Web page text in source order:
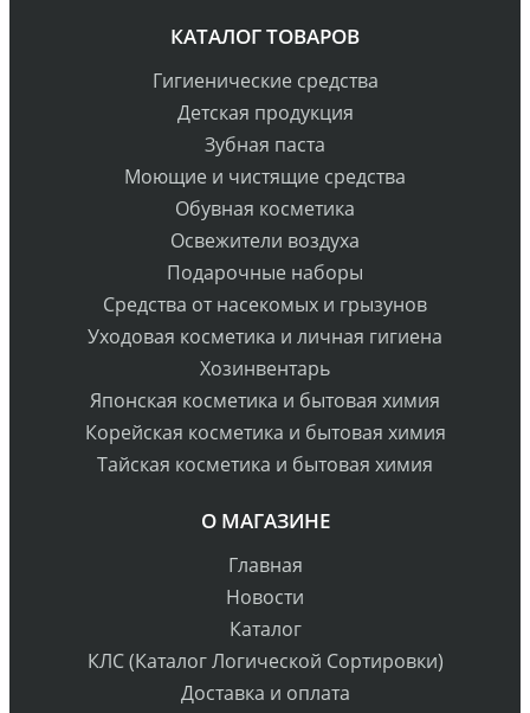
КАТАЛОГ ТОВАРОВ
Гигиенические средства
Детская продукция
Зубная паста
Моющие и чистящие средства
Обувная косметика
Освежители воздуха
Подарочные наборы
Средства от насекомых и грызунов
Уходовая косметика и личная гигиена
Хозинвентарь
Японская косметика и бытовая химия
Корейская косметика и бытовая химия
Тайская косметика и бытовая химия
О МАГАЗИНЕ
Главная
Новости
Каталог
КЛС (Каталог Логической Сортировки)
Доставка и оплата